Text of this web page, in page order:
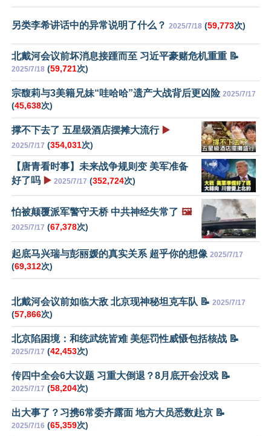
另类李希讲话中的异常说明了什么？ 2025/7/18 (59,773次)
北戴河会议前坏消息接踵而至 习近平豪赌危机重重 📝
2025/7/18 (59,721次)
宗馥莉与3美籍兄妹“哇哈哈”遗产大战背后更凶险 2025/7/17
(45,638次)
撑不下去了 五星级酒店摆摊大流行 ▶️
2025/7/17 (354,031次)
【唐青看时事】未来战争规则变 美军准备
好了吗 ▶️ 2025/7/17 (352,724次)
怕被颠覆派军警守天桥 中共神经失常了 🖼️
2025/7/17 (67,378次)
起底马兴瑞与彭丽媛的真实关系 超乎你的想像 2025/7/17
(69,312次)
北戴河会议前如临大敌 北京现神秘坦克车队 📝 2025/7/17
(57,866次)
北京陷困境：和统武统皆难 美惩罚性威慑包括核战 📝
2025/7/17 (42,453次)
传四中全会6大议题 习重大倒退？8月底开会没戏 📝
2025/7/17 (58,204次)
出大事了？习携6常委齐露面 地方大员悉数赴京 📝
2025/7/16 (65,359次)